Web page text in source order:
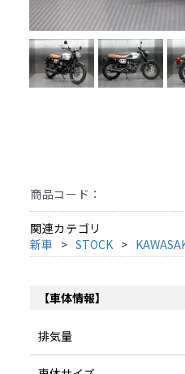
商品コード：
関連カテゴリ
新車
STOCK
【車体情報】
排気量